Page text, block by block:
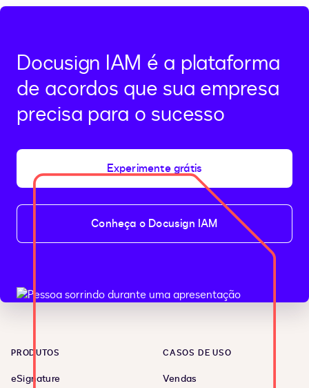
Docusign IAM é a plataforma
de acordos que sua empresa
precisa para o sucesso
Experimente grátis
Conheça o Docusign IAM
PRODUTOS
eSignature
CASOS DE USO
Vendas